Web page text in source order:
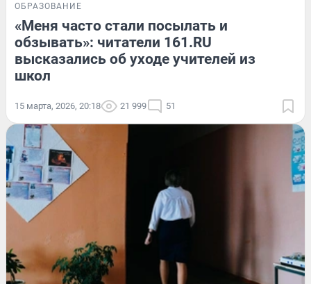
ОБРАЗОВАНИЕ
«Меня часто стали посылать и
обзывать»: читатели 161.RU
высказались об уходе учителей из
школ
15 марта, 2026, 20:18 21 999 51